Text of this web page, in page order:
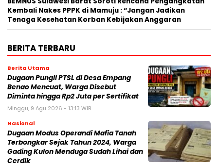
Kembali Nakes PPPK di Mamuju : “Jangan Jadikan
Tenaga Kesehatan Korban Kebijakan Anggaran
BERITA TERBARU
Berita Utama
Dugaan Pungli PTSL di Desa Empang
Benao Mencuat, Warga Disebut
Diminta hingga Rp2 Juta per Sertifikat
Minggu, 9 Agu 2026 - 13:13 WIB
Nasional
Dugaan Modus Operandi Mafia Tanah
Terbongkar Sejak Tahun 2024, Warga
Gading Kulon Menduga Sudah Lihai dan
Cerdik